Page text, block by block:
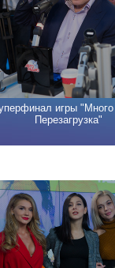
игры "Много
Перезагрузка"